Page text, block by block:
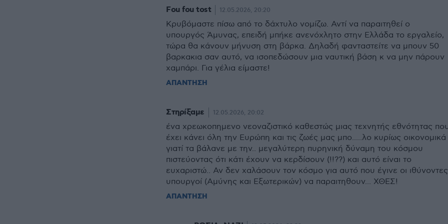
Fou fou tost 12.05.2026, 20:20
Κρυβόμαστε πίσω από το δάχτυλο νομίζω. Αντί να παραιτηθεί ο
υπουργός Άμυνας, επειδή μπήκε ανενόχλητο στην Ελλάδα το εργαλείο,
τώρα θα κάνουν μήνυση στη βάρκα. Δηλαδή φανταστείτε να μπουν 50
βαρκακια σαν αυτό, να ισοπεδώσουν μια ναυτική βάση κ να μην πάρουν
χαμπάρι. Για γέλια είμαστε!
ΑΠΑΝΤΗΣΗ
Στηρίξαμε 12.05.2026, 20:02
ένα χρεωκοπημενο νεοναζιστικό καθεστώς μιας τεχνητής εθνότητας
έχει κάνει όλη την Ευρώπη και τις ζωές μας μπο.....λο κυρίως οικονομικά
γιατί τα βάλανε με την.. μεγαλύτερη πυρηνική δύναμη του κόσμου
πιστεύοντας ότι κάτι έχουν να κερδίσουν (!!??) και αυτό είναι το
ευχαριστώ.. Αν δεν χαλάσουν τον κόσμο για αυτό που έγινε οι ιθύνοντες
υπουργοί (Αμύνης και Εξωτερικών) να παραιτηθουν... ΧΘΕΣ!
ΑΠΑΝΤΗΣΗ